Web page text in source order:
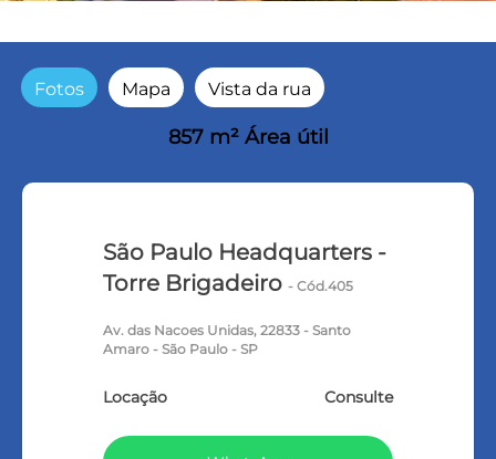
Fotos Mapa Vista da rua
857 m² Área útil
São Paulo Headquarters -
Torre Brigadeiro - Cód.405
Av. das Nacoes Unidas, 22833 - Santo
Amaro - São Paulo - SP
Locação Consulte